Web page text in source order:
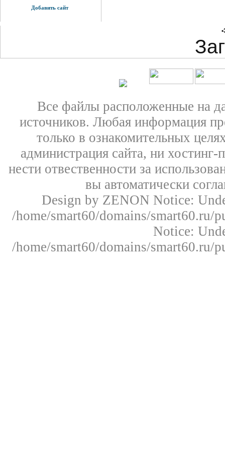
Добавить сайт
Все файлы расположенные на
источников. Любая информация
только в ознакомительных
администрация сайта, ни
нести отвественности за
вы автоматически
Design by ZENON Notice:
/home/smart60/domains/
Notice:
/home/smart60/domains/